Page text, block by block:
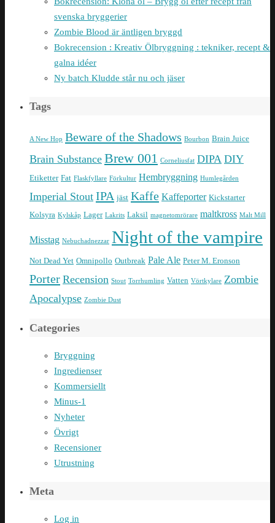
svenska bryggerier
Zombie Blood är äntligen bryggd
Bokrecension : Kreativ Ölbryggning : tekniker, recept &
galna idéer
Ny batch Kludde står nu och jäser
Tags
A New Hop Beware of the Shadows Bourbon Brain Juice
Brain Substance Brew 001 Corneliusfat DIPA DIY
Etiketter Fat Flaskfyllare Förkultur Hembryggning Humlegården
Imperial Stout IPA jäst Kaffe Kaffeporter Kickstarter
Kolsyra Kylskåp Lager Lakrits Laksil magnetomrörare maltkross Malt Mill
Misstag Nebuchadnezzar Night of the vampire
Not Dead Yet Omnipollo Outbreak Pale Ale Peter M. Eronson
Porter Recension Stout Torrhumling Vatten Vörtkylare Zombie
Apocalypse Zombie Dust
Categories
Bryggning
Ingredienser
Kommersiellt
Minus-1
Nyheter
Övrigt
Recensioner
Utrustning
Meta
Log in